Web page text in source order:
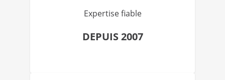
Expertise fiable
DEPUIS 2007